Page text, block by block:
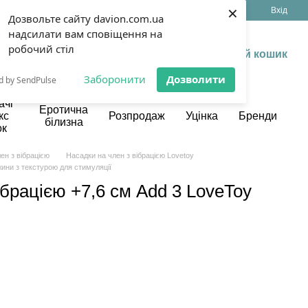
Дозвольте сайту davion.com.ua
надсилати вам сповіщення на
робочий стіл
by SendPulse Заборонити Дозволити
×
УкрРус Вхід
Мій кошик
Еротична
білизна
Розпродаж Уцінка Бренди
з вібрацією
Насадки на член з вібрацією Lovetoy
з текстурою для стимуляції
+7,6 см Add 3 LoveToy